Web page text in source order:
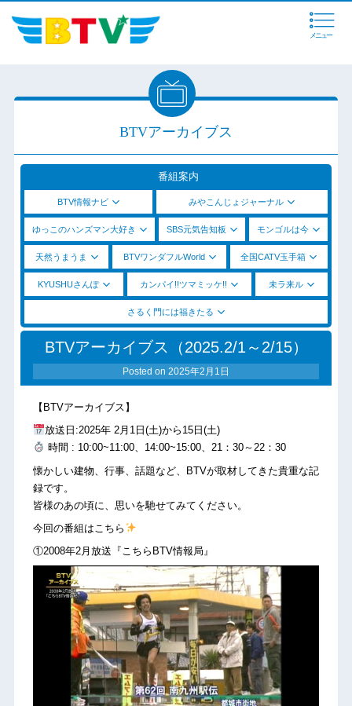
メニュー
BTVアーカイブス
番組案内
BTV情報ナビ みやこんじょジャーナル
ゆっこのハンズマン大好き SBS元気告知板 モンゴルは今
天然うまうま BTVワンダフルWorld 全国CATV玉手箱
KYUSHUさんぽ カンパイ!!ツマミッケ!! 未ラ来ル
さるく門には福きたる
BTVアーカイブス（2025.2/1～2/15）
Posted on 2025年2月1日
【BTVアーカイブス】
放送日:2025年 2月1日(土)から15日(土)
時間 : 10:00~11:00、14:00~15:00、21：30～22：30
懐かしい建物、行事、話題など、BTVが取材してきた貴重な記
録です。
皆様のあの頃に、思いを馳せてみてください。
今回の番組はこちら
①2008年2月放送『こちらBTV情報局』